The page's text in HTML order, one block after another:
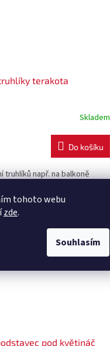
tohoto webu
zde.
Souhlasím
terakota
Skladem
Do košíku
truhlíků např. na balkoně
je za 1 ks držáku.
pod květináč